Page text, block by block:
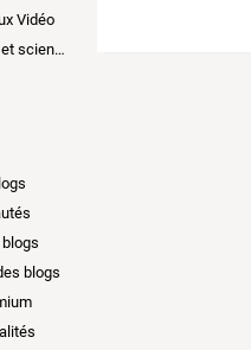
Vidéo
sciences
blogs